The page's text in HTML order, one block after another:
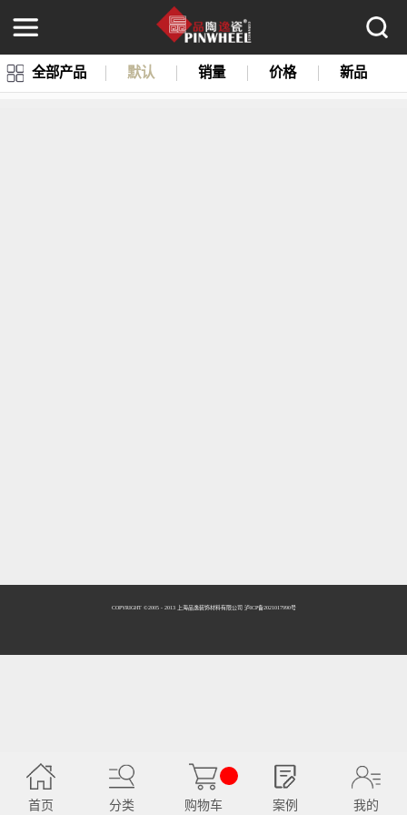
全部产品 默认 销量 价格 新品
COPYRIGHT ©2005 - 2013 上海品逸装饰材料有限公司 泸ICP备2021017990号
首页 分类 购物车 案例 我的